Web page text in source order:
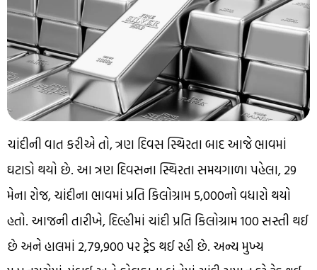
ચાંદીની વાત કરીએ તો, ત્રણ દિવસ સ્થિરતા બાદ આજે ભાવમાં
ઘટાડો થયો છે. આ ત્રણ દિવસના સ્થિરતા સમયગાળા પહેલા, 29
મેના રોજ, ચાંદીના ભાવમાં પ્રતિ કિલોગ્રામ ₹5,000નો વધારો થયો
હતો. આજની તારીખે, દિલ્હીમાં ચાંદી પ્રતિ કિલોગ્રામ ₹100 સસ્તી થઈ
છે અને હાલમાં ₹2,79,900 પર ટ્રેડ થઈ રહી છે. અન્ય મુખ્ય